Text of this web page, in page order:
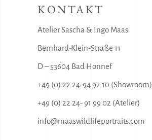
KONTAKT
Atelier Sascha & Ingo Maas
Bernhard-Klein-Straße 11
D – 53604 Bad Honnef
+49 (0) 22 24-94 92 10 (Showroom)
+49 (0) 22 24- 91 99 02 (Atelier)
info@maaswildlifeportraits.com